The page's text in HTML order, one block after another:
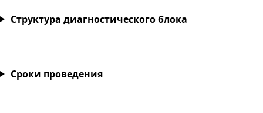
Структура диагностического блока
Сроки проведения